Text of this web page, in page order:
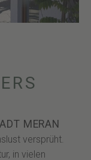
MERAN
versprüht.
in vielen